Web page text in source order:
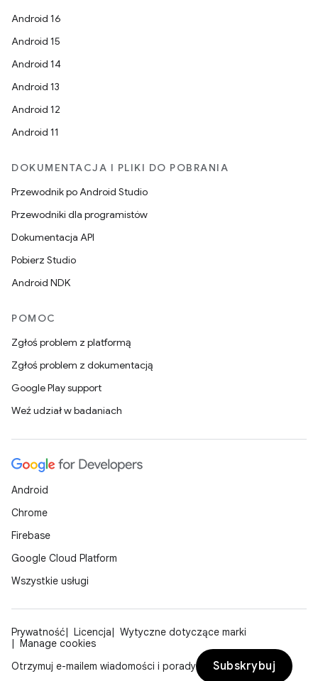
Android 16
Android 15
Android 14
Android 13
Android 12
Android 11
DOKUMENTACJA I PLIKI DO POBRANIA
Przewodnik po Android Studio
Przewodniki dla programistów
Dokumentacja API
Pobierz Studio
Android NDK
POMOC
Zgłoś problem z platformą
Zgłoś problem z dokumentacją
Google Play support
Weź udział w badaniach
Android
Chrome
Firebase
Google Cloud Platform
Wszystkie usługi
Prywatność Licencja
Wytyczne dotyczące marki
Manage cookies
Otrzymuj e-mailem wiadomości i porady
Subskrybuj